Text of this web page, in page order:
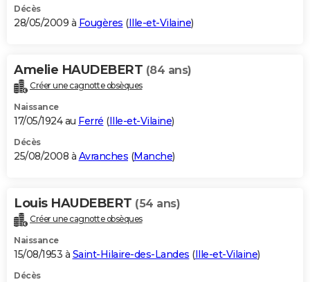
Décès
28/05/2009 à Fougères (Ille-et-Vilaine)
Amelie HAUDEBERT (84 ans)
Créer une cagnotte obsèques
Naissance
17/05/1924 au Ferré (Ille-et-Vilaine)
Décès
25/08/2008 à Avranches (Manche)
Louis HAUDEBERT (54 ans)
Créer une cagnotte obsèques
Naissance
15/08/1953 à Saint-Hilaire-des-Landes (Ille-et-Vilaine)
Décès